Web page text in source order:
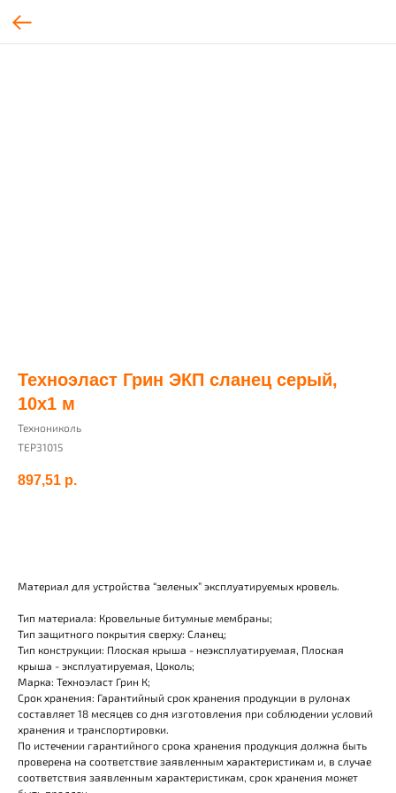
Техноэласт Грин ЭКП сланец серый,
10х1 м
Технониколь
TEP31015
897,51 р.
Материал для устройства “зеленых” эксплуатируемых кровель.
Тип материала: Кровельные битумные мембраны;
Тип защитного покрытия сверху: Сланец;
Тип конструкции: Плоская крыша - неэксплуатируемая, Плоская
крыша - эксплуатируемая, Цоколь;
Марка: Техноэласт Грин К;
Срок хранения: Гарантийный срок хранения продукции в рулонах
составляет 18 месяцев со дня изготовления при соблюдении условий
хранения и транспортировки.
По истечении гарантийного срока хранения продукция должна быть
проверена на соответствие заявленным характеристикам и, в случае
соответствия заявленным характеристикам, срок хранения может